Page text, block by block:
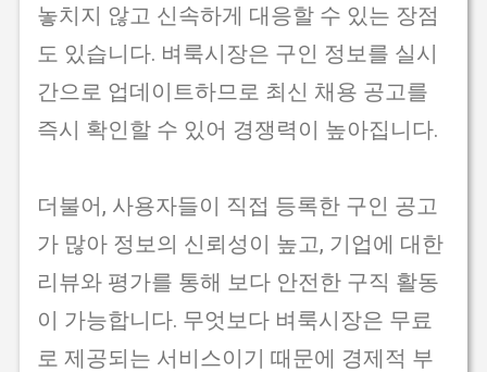
놓치지 않고 신속하게 대응할 수 있는 장점
도 있습니다. 벼룩시장은 구인 정보를 실시
간으로 업데이트하므로 최신 채용 공고를
즉시 확인할 수 있어 경쟁력이 높아집니다.
더불어, 사용자들이 직접 등록한 구인 공고
가 많아 정보의 신뢰성이 높고, 기업에 대한
리뷰와 평가를 통해 보다 안전한 구직 활동
이 가능합니다. 무엇보다 벼룩시장은 무료
로 제공되는 서비스이기 때문에 경제적 부